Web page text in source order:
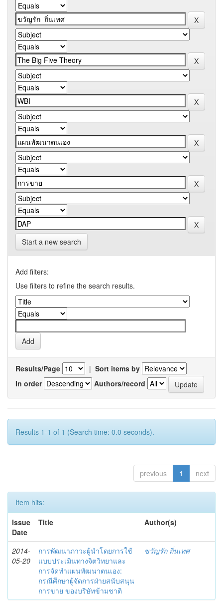
Start a new search
Add filters:
Use filters to refine the search results.
Results/Page | Sort items by
In order
Authors/record
Results 1-1 of 1 (Search time: 0.0 seconds).
previous 1 next
Item hits:
Issue
Date
Title Author(s)
2014-
05-20
การพัฒนาภาวะผู้นำโดยการใช้
แบบประเมินทางจิตวิทยาและ
การจัดทำแผนพัฒนาตนเอง:
กรณีศึกษาผู้จัดการฝ่ายสนับสนุน
การขาย ของบริษัทข้ามชาติ
ขวัญรัก ถิ่นเทศ